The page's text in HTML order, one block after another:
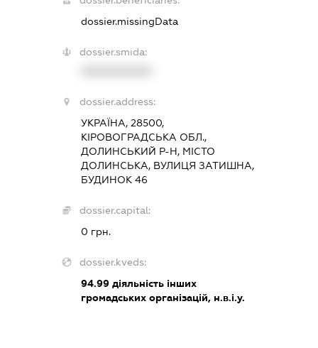
dossier.missingData
dossier.smida:
dossier.address:
УКРАЇНА, 28500,
КІРОВОГРАДСЬКА ОБЛ.,
ДОЛИНСЬКИЙ Р-Н, МІСТО
ДОЛИНСЬКА, ВУЛИЦЯ ЗАТИШНА,
БУДИНОК 46
dossier.capital:
0 грн.
dossier.kveds:
94.99 діяльність інших
громадських організацій, н.в.і.у.